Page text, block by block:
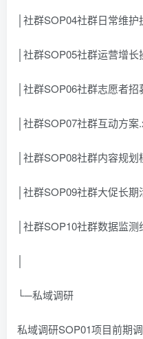
│社群SOP04社群日常维
│社群SOP05社群运营增
│社群SOP06社群志愿者
│社群SOP07社群互动方案
│社群SOP08社群内容规
│社群SOP09社群大促长
│社群SOP10社群数据监
└─私域调研
私域调研SOP01项目前期